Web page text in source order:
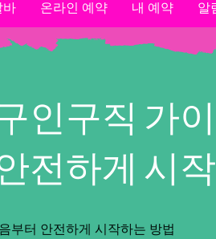
바 온라인 예약 내 예약 알
인구직 가
전하게 시
부터 안전하게 시작하는 방법